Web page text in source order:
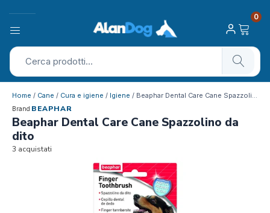
0
Home / Cane / Cura e igiene / Igiene / Beaphar Dental Care Cane Spazzolino d…
Brand BEAPHAR
Beaphar Dental Care Cane Spazzolino da
dito
3 acquistati